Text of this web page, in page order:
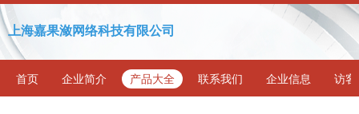
上海嘉果潋网络科技有限公司
首页 企业简介 产品大全 联系我们 企业信息 访客